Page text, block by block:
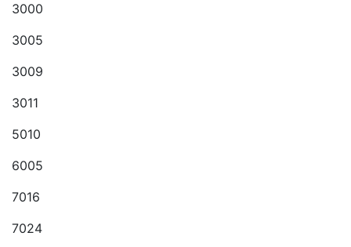
3000
3005
3009
3011
5010
6005
7016
7024